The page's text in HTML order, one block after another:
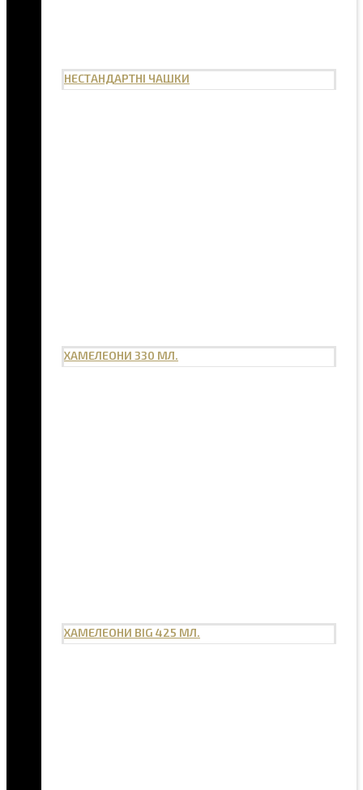
НЕСТАНДАРТНІ ЧАШКИ
ХАМЕЛЕОНИ 330 МЛ.
ХАМЕЛЕОНИ BIG 425 МЛ.